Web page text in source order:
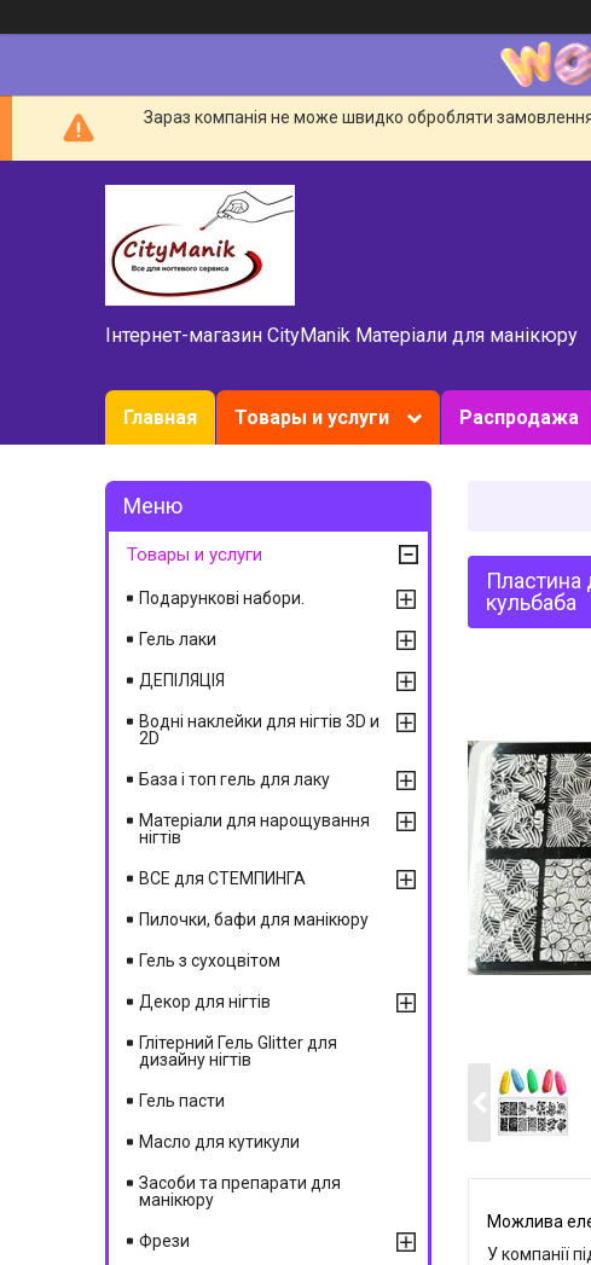
Зараз компанія не може швидко обробляти
Інтернет-магазин CityManik Матеріали для манікюру
Главная Товары и услуги Распродажа
Пластина
кульбаба
У компанії
Товары и услуги
Подарункові набори.
Гель лаки
ДЕПІЛЯЦІЯ
Водні наклейки для нігтів 3D и
2D
База і топ гель для лаку
Матеріали для нарощування
нігтів
ВСЕ для СТЕМПИНГА
Пилочки, бафи для манікюру
Гель з сухоцвітом
Декор для нігтів
Глітерний Гель Glitter для
дизайну нігтів
Гель пасти
Масло для кутикули
Засоби та препарати для
манікюру
Фрези